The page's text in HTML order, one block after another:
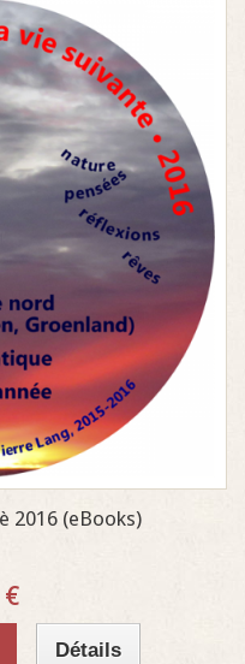
2016 (eBooks)
Détails